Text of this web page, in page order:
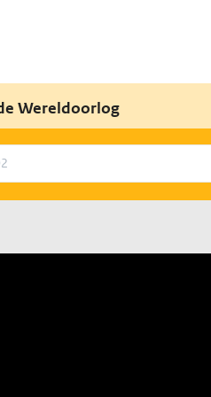
Wereldoorlog